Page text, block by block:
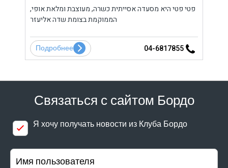
פטי פטי היא מסעדה אסייתית כשרה, מעוצבת ומלאת אופי,
הממוקמת בצומת שדה אליעזר
04-6817855
Подробнее
Связаться с сайтом Бордо
Я хочу получать новости из Клуба Бордо